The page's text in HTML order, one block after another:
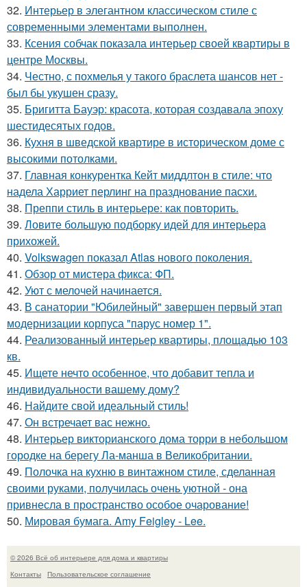
32. Интерьер в элегантном классическом стиле с
современными элементами выполнен.
33. Ксения собчак показала интерьер своей квартиры в
центре Москвы.
34. Честно, с похмелья у такого браслета шансов нет -
был бы укушен сразу.
35. Бригитта Бауэр: красота, которая создавала эпоху
шестидесятых годов.
36. Кухня в шведской квартире в историческом доме с
высокими потолками.
37. Главная конкурентка Кейт миддлтон в стиле: что
надела Харриет перлинг на празднование пасхи.
38. Преппи стиль в интерьере: как повторить.
39. Ловите большую подборку идей для интерьера
прихожей.
40. Volkswagen показал Atlas нового поколения.
41. Обзор от мистера фикса: ФП.
42. Уют с мелочей начинается.
43. В санатории "Юбилейный" завершен первый этап
модернизации корпуса "парус номер 1".
44. Реализованный интерьер квартиры, площадью 103
кв.
45. Ищете нечто особенное, что добавит тепла и
индивидуальности вашему дому?
46. Найдите свой идеальный стиль!
47. Он встречает вас нежно.
48. Интерьер викторианского дома торри в небольшом
городке на берегу Ла-манша в Великобритании.
49. Полочка на кухню в винтажном стиле, сделанная
своими руками, получилась очень уютной - она
привнесла в пространство особое очарование!
50. Мировая бумага. Amy Feigley - Lee.
© 2026 Всё об интерьере для дома и квартиры
Контакты
Пользовательское соглашение